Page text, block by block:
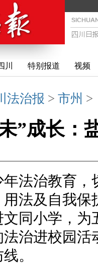
川 特别报道 视频
法治报 > 市州
”成长：
治教育，
法及自我保
同小学，
治进校园
。